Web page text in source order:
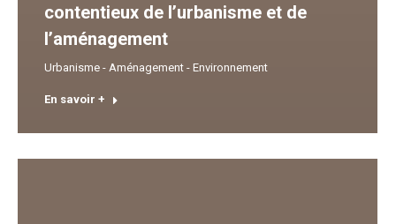
contentieux de l’urbanisme et de
l’aménagement
Urbanisme - Aménagement - Environnement
En savoir +